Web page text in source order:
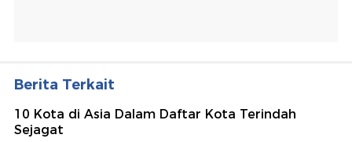
Berita Terkait
10 Kota di Asia Dalam Daftar Kota Terindah
Sejagat